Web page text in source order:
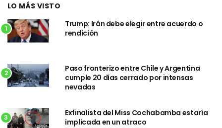
LO MÁS VISTO
1
Trump: Irán debe elegir entre acuerdo o
rendición
2
Paso fronterizo entre Chile y Argentina
cumple 20 días cerrado por intensas
nevadas
3
Exfinalista del Miss Cochabamba estaría
implicada en un atraco